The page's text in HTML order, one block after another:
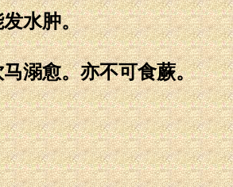
水肿。
溺愈。亦不可食蕨。